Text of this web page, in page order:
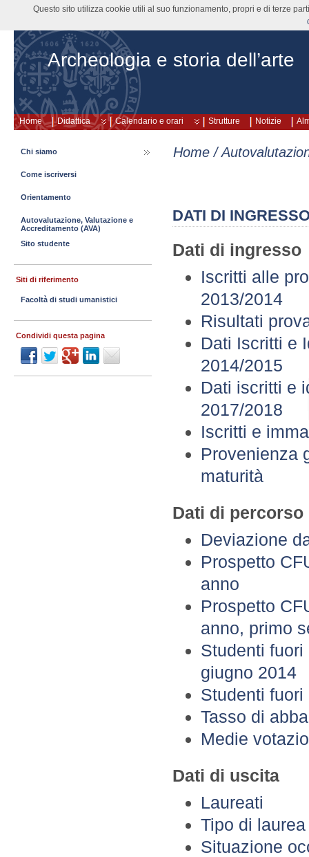
Archeologia e storia dell’arte
Home Didattica Calendario e orari Strutture Notizie
Home /
DATI DI
Dati di ingresso
Iscritti alle
2013/2014
Risultati
Dati Iscritti e
2014/2015
Dati iscritti e
2017/2018
Iscritti e
Provenienza
maturità
Dati di percorso
Deviazione
Prospetto
anno
Prospetto
anno, primo
Studenti
giugno 2014
Studenti
Tasso di
Medie
Dati di uscita
Laureati
Tipo di
Situazione
Chi siamo
Come iscriversi
Orientamento
Autovalutazione, Valutazione e
Accreditamento (AVA)
Sito studente
Siti di riferimento
Facoltà di studi umanistici
Condividi questa pagina
Questo sito utilizza cookie utili al suo funzionamento, propri e di terze